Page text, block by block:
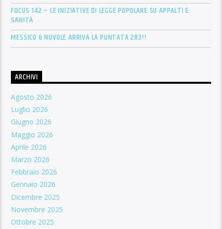
FOCUS 142 – LE INIZIATIVE DI LEGGE POPOLARE SU APPALTI E
SANITÀ
MESSICO & NUVOLE ARRIVA LA PUNTATA 283!!
ARCHIVI
Agosto 2026
Luglio 2026
Giugno 2026
Maggio 2026
Aprile 2026
Marzo 2026
Febbraio 2026
Gennaio 2026
Dicembre 2025
Novembre 2025
Ottobre 2025